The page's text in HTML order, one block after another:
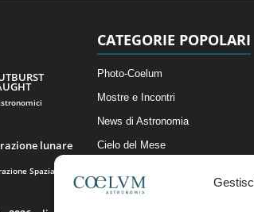
lunare
Spaziale
CATEGORIE POPOLARI
Photo-Coelum
Mostre e Incontri
News di Astronomia
Cielo del Mese
Articoli e Risorse On-Line